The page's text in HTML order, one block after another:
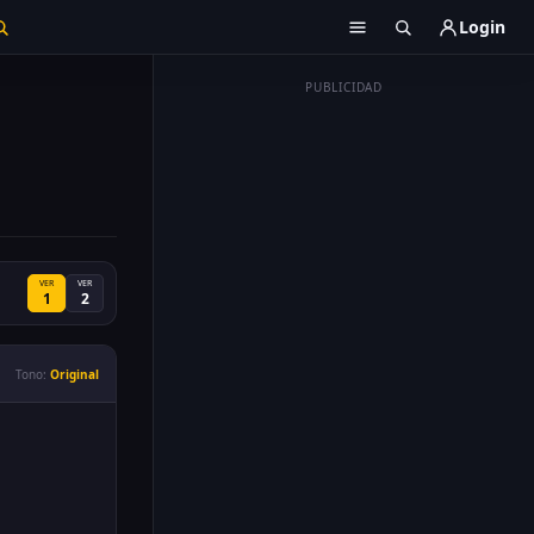
Login
PUBLICIDAD
VER
1
VER
2
Tono: Original